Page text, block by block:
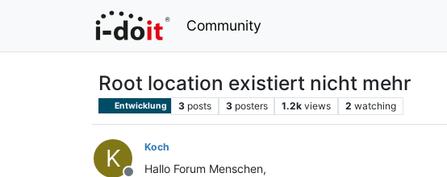
Community
Root location existiert nicht mehr
Entwicklung 3 posts 3 posters 1.2k views 2 watching
K Koch
Hallo Forum Menschen,